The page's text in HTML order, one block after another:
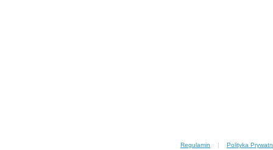
Regulamin | Polityka